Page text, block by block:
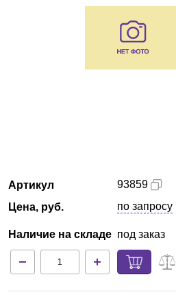
Партнеры
Доставка и оплата
Контакты
Артикул
Цена, руб.
Наличие на складе
93859
по запросу
под заказ